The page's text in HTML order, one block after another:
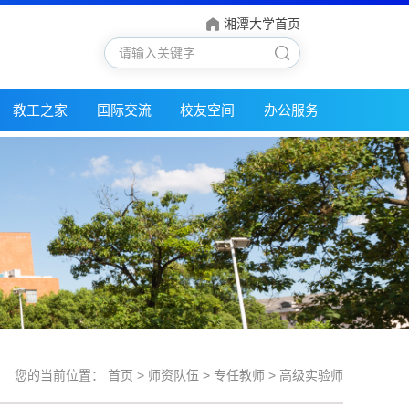
湘潭大学首页
教工之家 国际交流 校友空间 办公服务
您的当前位置： 首页 > 师资队伍 > 专任教师 > 高级实验师